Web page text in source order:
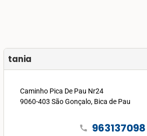
tania
Caminho Pica De Pau Nr24
9060-403 São Gonçalo, Bica de Pau
call 963137098